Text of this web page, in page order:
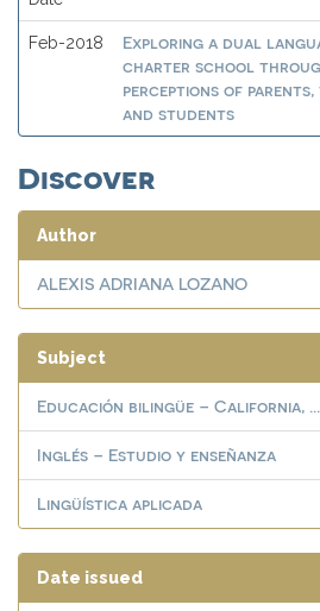
Feb-2018
Exploring a dual
charter school
perceptions of parents,
and students
Discover
Author
ALEXIS ADRIANA LOZANO
Subject
Educación bilingüe – California, ...
Inglés – Estudio y enseñanza
Lingüística aplicada
Date issued